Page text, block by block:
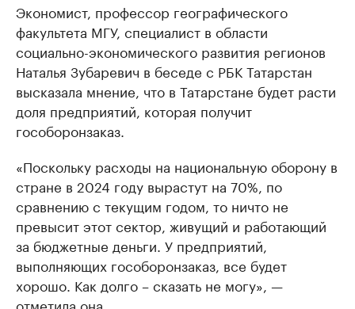
Экономист, профессор географического
факультета МГУ, специалист в области
социально-экономического развития регионов
Наталья Зубаревич в беседе с РБК Татарстан
высказала мнение, что в Татарстане будет расти
доля предприятий, которая получит
гособоронзаказ.
«Поскольку расходы на национальную оборону в
стране в 2024 году вырастут на 70%, по
сравнению с текущим годом, то ничто не
превысит этот сектор, живущий и работающий
за бюджетные деньги. У предприятий,
выполняющих гособоронзаказ, все будет
хорошо. Как долго – сказать не могу», —
отметила она.